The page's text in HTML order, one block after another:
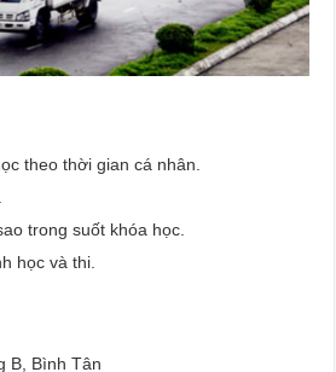
theo thời gian cá nhân.
trong suốt khóa học.
học và thi.
B, Bình Tân